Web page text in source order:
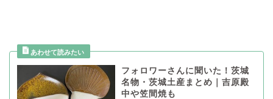
フォロワーさんに聞いた！茨城
名物・茨城土産まとめ｜吉原殿
中や笠間焼も